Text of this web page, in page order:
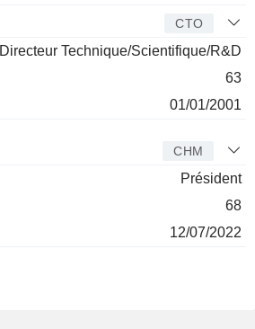
CTO
Directeur Technique/Scientifique/R&D
63
01/01/2001
CHM
Président
68
12/07/2022